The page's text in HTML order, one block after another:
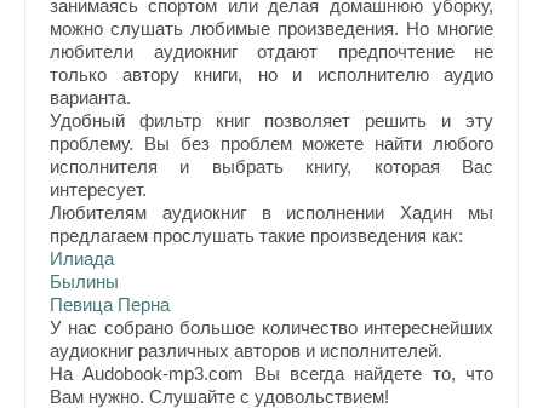
занимаясь спортом или делая домашнюю уборку,
можно слушать любимые произведения. Но многие
любители аудиокниг отдают предпочтение не
только автору книги, но и исполнителю аудио
варианта.
Удобный фильтр книг позволяет решить и эту
проблему. Вы без проблем можете найти любого
исполнителя и выбрать книгу, которая Вас
интересует.
Любителям аудиокниг в исполнении Хадин мы
предлагаем прослушать такие произведения как:
Илиада
Былины
Певица Перна
У нас собрано большое количество интереснейших
аудиокниг различных авторов и исполнителей.
На Audobook-mp3.com Вы всегда найдете то, что
Вам нужно. Слушайте с удовольствием!